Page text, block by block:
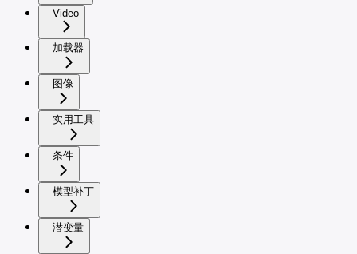
Video
加载器
图像
实用工具
条件
模型补丁
潜变量